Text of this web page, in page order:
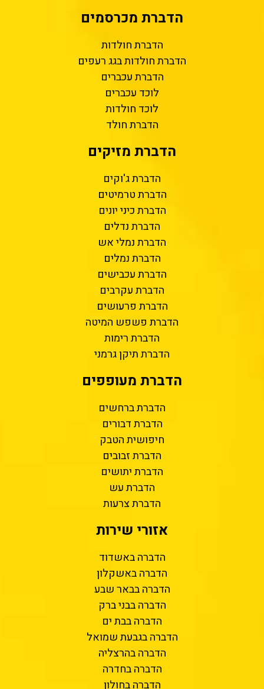
הדברת מכרסמים
הדברת חולדות
הדברת חולדות בגג רעפים
הדברת עכברים
לוכד עכברים
לוכד חולדות
הדברת חולד
הדברת מזיקים
הדברת ג'וקים
הדברת טרמיטים
הדברת כיני יונים
הדברת נדלים
הדברת נמלי אש
הדברת נמלים
הדברת עכבישים
הדברת עקרבים
הדברת פרעושים
הדברת פשפש המיטה
הדברת רימות
הדברת תיקן גרמני
הדברת מעופפים
הדברת ברחשים
הדברת דבורים
חיפושית הטבק
הדברת זבובים
הדברת יתושים
הדברת עש
הדברת צרעות
אזורי שירות
הדברה באשדוד
הדברה באשקלון
הדברה בבאר שבע
הדברה בבני ברק
הדברה בבת ים
הדברה בגבעת שמואל
הדברה בהרצליה
הדברה בחדרה
הדברה בחולון